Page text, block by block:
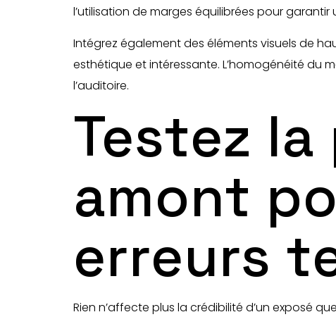
l’utilisation de marges équilibrées pour garantir
Intégrez également des éléments visuels de
esthétique et intéressante. L’homogénéité du
l’auditoire.
Testez
amont
erreurs
Rien n’affecte plus la crédibilité d’un exposé